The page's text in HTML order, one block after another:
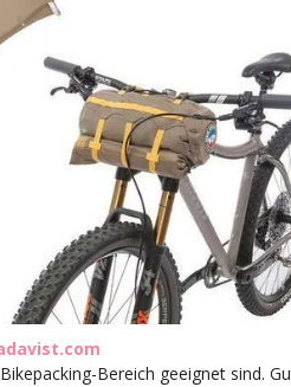
Bereich geeignet sind.